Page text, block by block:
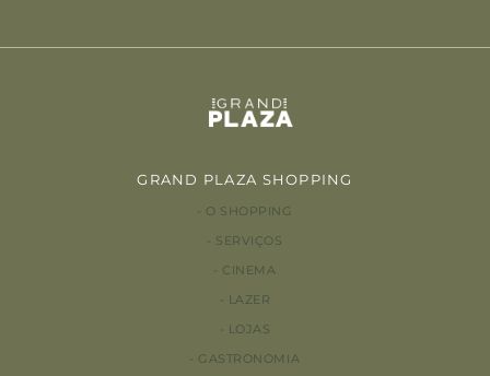
GRAND PLAZA SHOPPING
O SHOPPING
SERVIÇOS
CINEMA
LAZER
LOJAS
GASTRONOMIA